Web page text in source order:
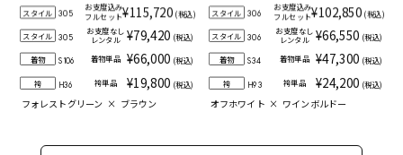
スタイル 305
お支度込み
フルセット¥115,720 (税込)
スタイル 305
お支度なし
レンタル
¥79,420 (税込)
着物 S106 着物単品 ¥66,000 (税込)
袴 H36 袴単品 ¥19,800 (税込)
フォレストグリーン × ブラウン
スタイル 306
お支度込み
フルセット¥102,850 (税込)
スタイル 306
お支度なし
レンタル ¥66,550 (税込)
着物 S34 着物単品 ¥47,300 (税込)
袴 H93 袴単品 ¥24,200 (税込)
オフホワイト × ワインボルドー